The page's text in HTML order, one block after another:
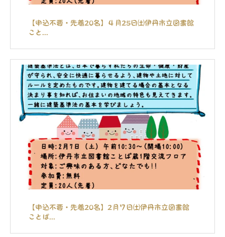
【申込不要・先着20名】４月25日㈯伊丹市立図書館
こと...
【申込不要・先着20名】2月７日㈯伊丹市立図書館
ことば...